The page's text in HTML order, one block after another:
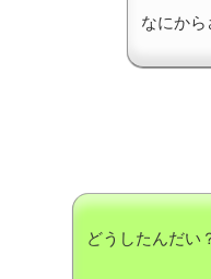
なにから
どうしたんだい